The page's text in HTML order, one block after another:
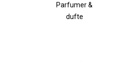
Parfumer &
dufte